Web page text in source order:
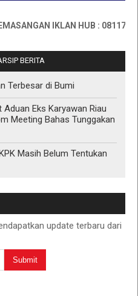
IKLAN HUB : 0811767335
BERITA
Terbesar di Bumi
Eks Karyawan Riau
Meeting Bahas Tunggakan
Masih Belum Tentukan
update terbaru dari